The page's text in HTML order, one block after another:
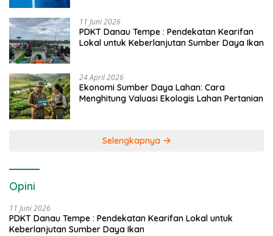
11 Juni 2026
PDKT Danau Tempe : Pendekatan Kearifan
Lokal untuk Keberlanjutan Sumber Daya Ikan
24 April 2026
Ekonomi Sumber Daya Lahan: Cara
Menghitung Valuasi Ekologis Lahan Pertanian
Selengkapnya
Opini
11 Juni 2026
PDKT Danau Tempe : Pendekatan Kearifan Lokal untuk
Keberlanjutan Sumber Daya Ikan